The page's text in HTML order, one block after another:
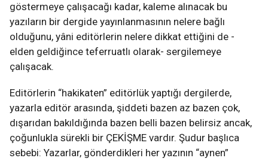
göstermeye çalışacağı kadar, kaleme alınacak bu
yazıların bir dergide yayınlanmasının nelere bağlı
olduğunu, yâni editörlerin nelere dikkat ettiğini de -
elden geldiğince teferruatlı olarak- sergilemeye
çalışacak.
Editörlerin “hakikaten” editörlük yaptığı dergilerde,
yazarla editör arasında, şiddeti bazen az bazen çok,
dışarıdan bakıldığında bazen belli bazen belirsiz ancak,
çoğunlukla sürekli bir ÇEKİŞME vardır. Şudur başlıca
sebebi: Yazarlar, gönderdikleri her yazının “aynen”